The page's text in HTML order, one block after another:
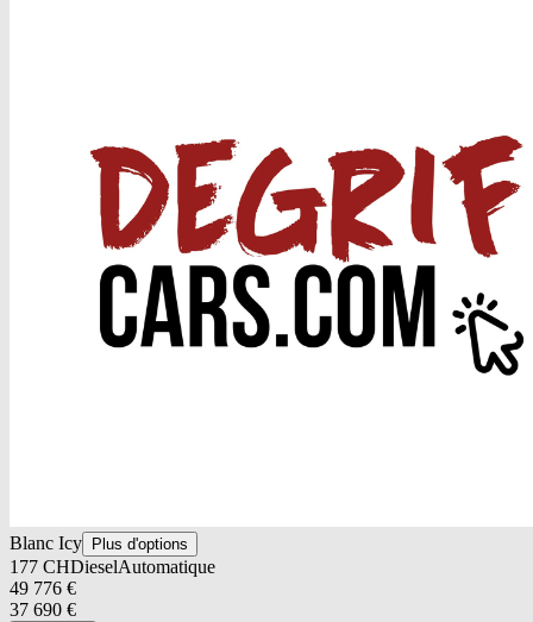
Blanc Icy Plus d'options
177 CHDieselAutomatique
49 776 €
37 690 €